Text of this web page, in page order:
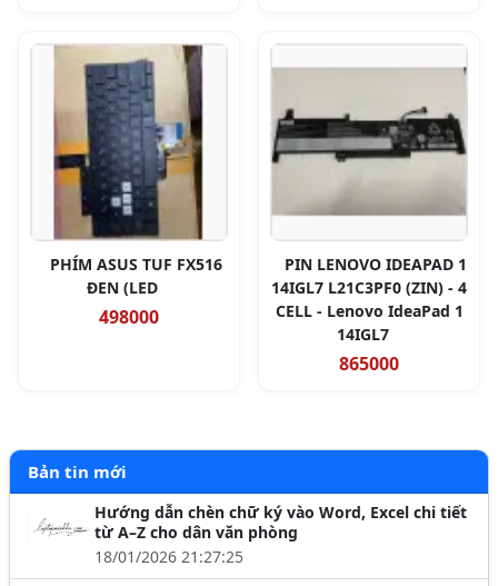
PHÍM ASUS TUF FX516
ĐEN (LED
498000
PIN LENOVO IDEAPAD 1
14IGL7 L21C3PF0 (ZIN) - 4
CELL - Lenovo IdeaPad 1
14IGL7
865000
Bản tin mới
Hướng dẫn chèn chữ ký vào Word, Excel chi tiết
từ A–Z cho dân văn phòng
18/01/2026 21:27:25